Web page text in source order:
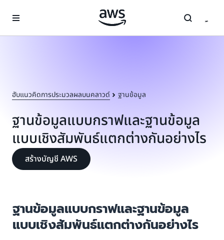
ฮับแนวคิดการประมวลผลบนคลาวด์ ฐานข้อมูล
ฐานข้อมูลแบบกราฟและฐานข้อมูล
แบบเชิงสัมพันธ์แตกต่างกันอย่างไร
สร้างบัญชี AWS
ฐานข้อมูลแบบกราฟและฐานข้อมูล
แบบเชิงสัมพันธ์แตกต่างกันอย่างไร